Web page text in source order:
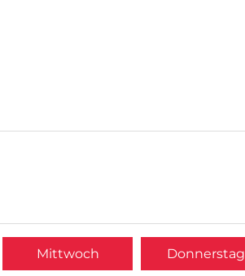
Mittwoch Donnerstag